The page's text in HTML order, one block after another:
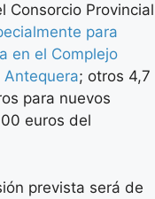
Consorcio Provincial
para
en el Complejo
; otros 4,7
para nuevos
euros del
prevista será de